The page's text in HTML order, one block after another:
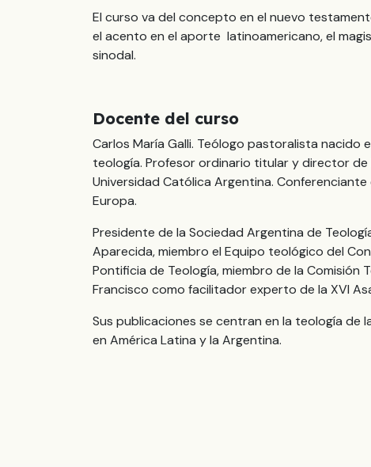
El curso va del concepto en el nuevo
el acento en el aporte latinoamericano, el
sinodal.
Docente del curso
Carlos María Galli. Teólogo pastoralista nacido
teología. Profesor ordinario titular y director
Universidad Católica Argentina.
Europa.
Presidente de la Sociedad Argentina de
Aparecida, miembro el Equipo teológico del
Pontificia de Teología, miembro de la Comisión
Francisco como facilitador experto de la XVI
Sus publicaciones se centran en la teología de
en América Latina y la Argentina.